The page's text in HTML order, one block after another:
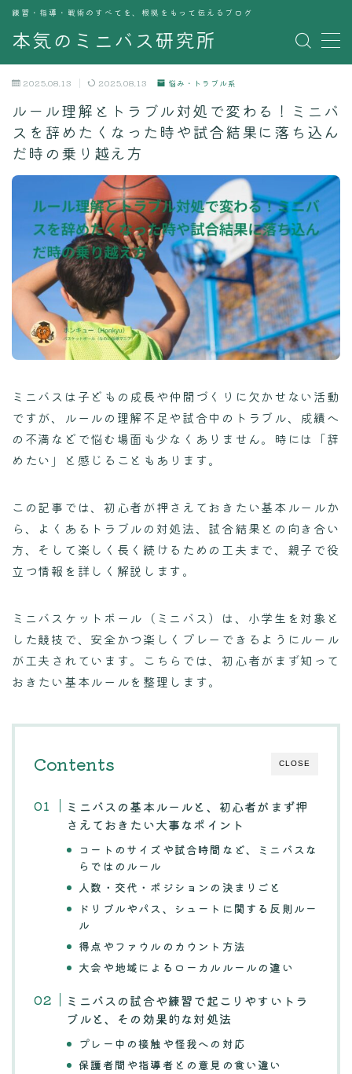
本気のミニバス研究所
練習・指導・戦術のすべてを、根拠をもって伝えるブログ
お問い合わせ
デモプリセット記事 #7
デモプリセット記事 Part02
プライバシーポリシー
有料記事の決済完了ページ
2025.08.13 2025.08.13 悩み・トラブル系
ルール理解とトラブル対処で変わる！ミニバ
スを辞めたくなった時や試合結果に落ち込ん
だ時の乗り越え方
ミニバスは子どもの成長や仲間づくりに欠かせない活動
ですが、ルールの理解不足や試合中のトラブル、成績へ
の不満などで悩む場面も少なくありません。時には「辞
めたい」と感じることもあります。
この記事では、初心者が押さえておきたい基本ルールか
ら、よくあるトラブルの対処法、試合結果との向き合い
方、そして楽しく長く続けるための工夫まで、親子で役
立つ情報を詳しく解説します。
ミニバスケットボール（ミニバス）は、小学生を対象と
した競技で、安全かつ楽しくプレーできるようにルール
が工夫されています。こちらでは、初心者がまず知って
おきたい基本ルールを整理します。
CLOSE
Contents
ミニバスの基本ルールと、初心者がまず押
さえておきたい大事なポイント
コートのサイズや試合時間など、ミニバスな
らではのルール
人数・交代・ポジションの決まりごと
ドリブルやパス、シュートに関する反則ルー
ル
得点やファウルのカウント方法
大会や地域によるローカルルールの違い
ミニバスの試合や練習で起こりやすいトラ
ブルと、その効果的な対処法
プレー中の接触や怪我への対応
保護者間や指導者との意見の食い違い